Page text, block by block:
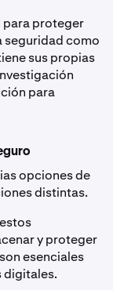
para proteger
seguridad como
sus propias
para
opciones de
distintas.
y proteger
esenciales
digitales.